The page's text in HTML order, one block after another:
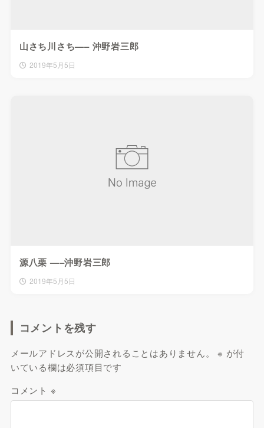
山さち川さち—– 沖野岩三郎
2019年5月5日
源八栗 —–沖野岩三郎
2019年5月5日
コメントを残す
メールアドレスが公開されることはありません。 ※ が付
いている欄は必須項目です
コメント ※